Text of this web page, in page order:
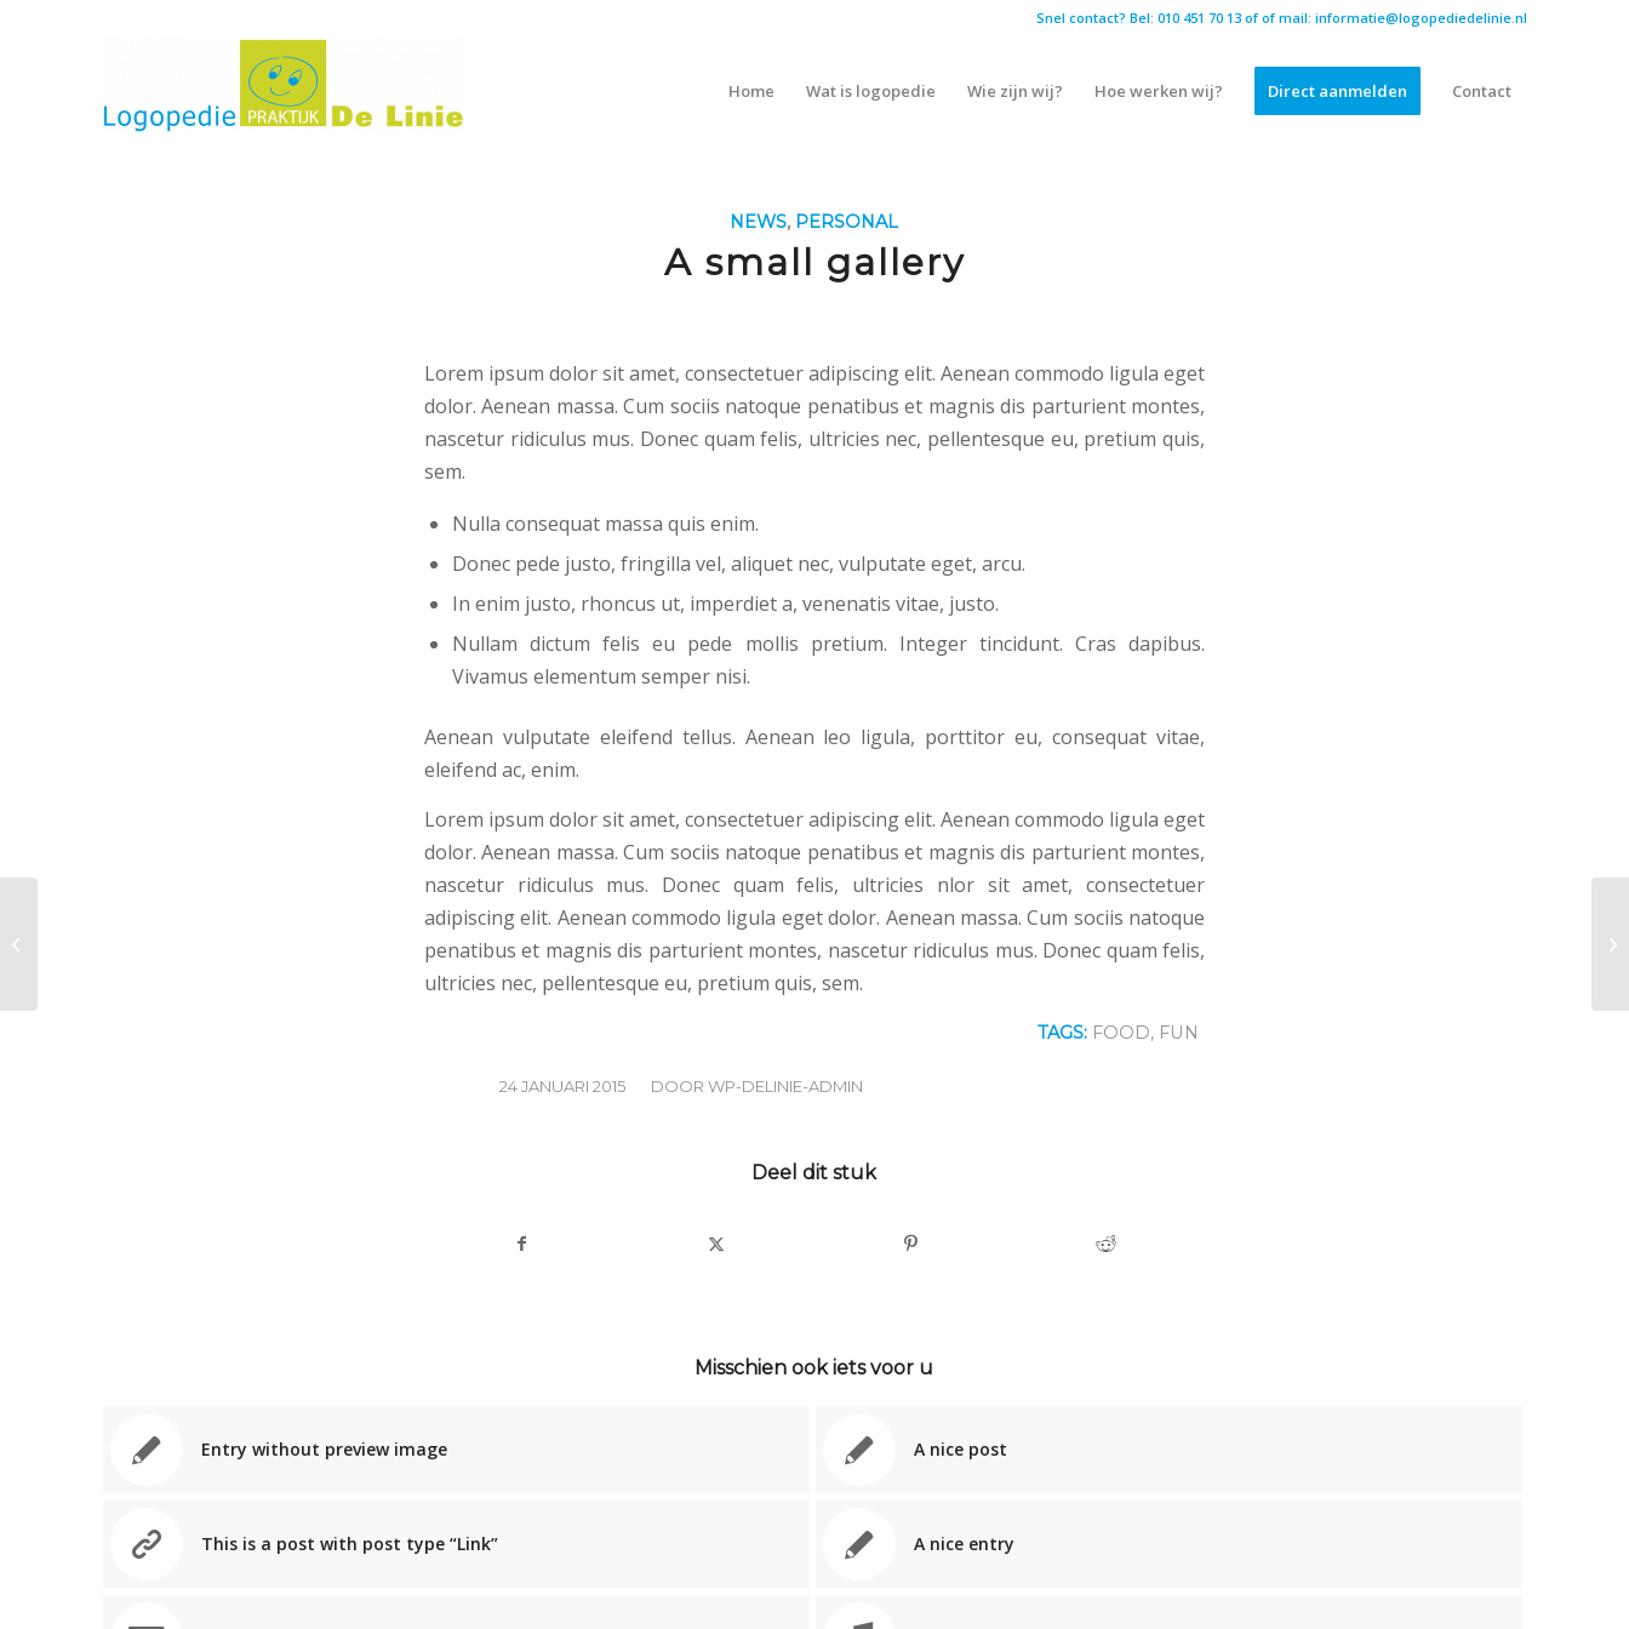
Snel contact? Bel: 010 451 70 13 ofof mail: informatie@logopediedelinie.nl
Home Wat is logopedie Wie zijn wij? Hoe werken wij? Direct aanmelden Contact
NEWS, PERSONAL
A small gallery
Lorem ipsum dolor sit amet, consectetuer adipiscing elit. Aenean commodo ligula eget
dolor. Aenean massa. Cum sociis natoque penatibus et magnis dis parturient montes,
nascetur ridiculus mus. Donec quam felis, ultricies nec, pellentesque eu, pretium quis,
sem.
Nulla consequat massa quis enim.
Donec pede justo, fringilla vel, aliquet nec, vulputate eget, arcu.
In enim justo, rhoncus ut, imperdiet a, venenatis vitae, justo.
Nullam dictum felis eu pede mollis pretium. Integer tincidunt. Cras dapibus.
Vivamus elementum semper nisi.
Aenean vulputate eleifend tellus. Aenean leo ligula, porttitor eu, consequat vitae,
eleifend ac, enim.
Lorem ipsum dolor sit amet, consectetuer adipiscing elit. Aenean commodo ligula eget
dolor. Aenean massa. Cum sociis natoque penatibus et magnis dis parturient montes,
nascetur ridiculus mus. Donec quam felis, ultricies nlor sit amet, consectetuer
adipiscing elit. Aenean commodo ligula eget dolor. Aenean massa. Cum sociis natoque
penatibus et magnis dis parturient montes, nascetur ridiculus mus. Donec quam felis,
ultricies nec, pellentesque eu, pretium quis, sem.
24 JANUARI 2015
/ DOOR WP-DELINIE-ADMIN
TAGS: FOOD, FUN
Deel dit stuk
Misschien ook iets voor u
Entry without preview image A nice post
This is a post with post type “Link” A nice entry